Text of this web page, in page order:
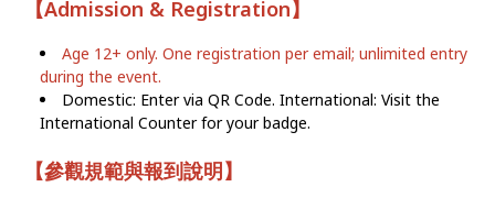
【Admission & Registration】
Age 12+ only. One registration per email; unlimited entry
during the event.
Domestic: Enter via QR Code. International: Visit the
International Counter for your badge.
【參觀規範與報到說明】